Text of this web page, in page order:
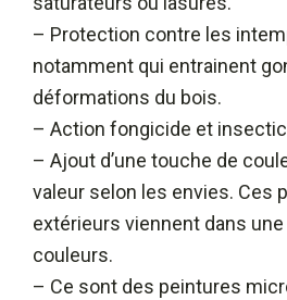
– Protection contre les
notamment qui entrainent
déformations du bois.
– Action fongicide et
– Ajout d’une touche de
valeur selon les envies. Ces
extérieurs viennent dans
couleurs.
– Ce sont des peintures